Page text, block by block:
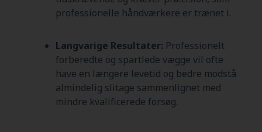
professionelle håndværkere er trænet i.
Langvarige Resultater: Professionelt
forberedte og spartlede vægge vil ofte
have en længere levetid og bedre modstå
almindelig slitage sammenlignet med
mindre kvalificerede forsøg.